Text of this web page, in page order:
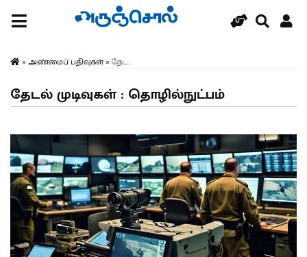
» அண்மைப் பதிவுகள்» தேட...
தேடல் முடிவுகள் : தொழில்நுட்பம்